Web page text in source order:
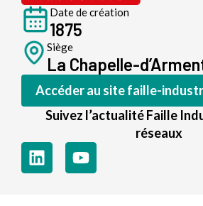
Date de création
1875
Siège
La Chapelle-
Accéder au site faille-
Suivez l’actualité Faille
réseaux
L
i
Y
o